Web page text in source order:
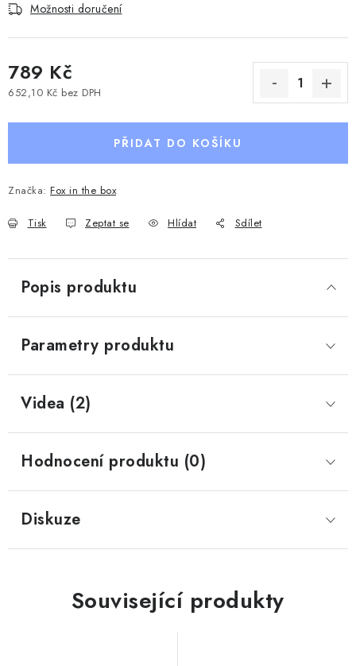
Možnosti doručení
789 Kč
652,10 Kč bez DPH
PŘIDAT DO KOŠÍKU
Značka: Fox in the box
Tisk Zeptat se Hlídat Sdílet
Popis produktu
Parametry produktu
Videa (2)
Hodnocení produktu (0)
Diskuze
Související produkty